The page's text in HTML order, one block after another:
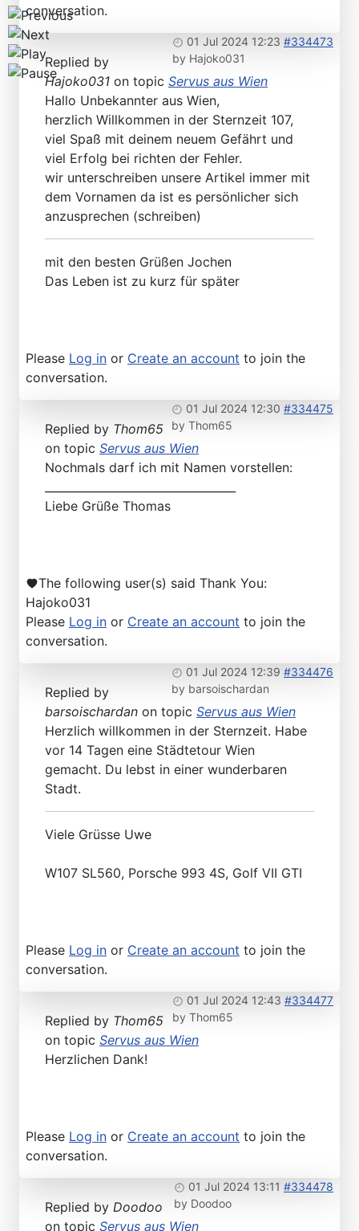
conversation.
01 Jul 2024 12:23 #334473
by Hajoko031
Replied by
Hajoko031 on topic Servus aus Wien
Hallo Unbekannter aus Wien,
herzlich Willkommen in der Sternzeit 107,
viel Spaß mit deinem neuem Gefährt und
viel Erfolg bei richten der Fehler.
wir unterschreiben unsere Artikel immer mit
dem Vornamen da ist es persönlicher sich
anzusprechen (schreiben)
mit den besten Grüßen Jochen
Das Leben ist zu kurz für später
Please Log in or Create an account to join the
conversation.
01 Jul 2024 12:30 #334475
by Thom65
Replied by Thom65
on topic Servus aus Wien
Nochmals darf ich mit Namen vorstellen:
Liebe Grüße Thomas
The following user(s) said Thank You:
Hajoko031
Please Log in or Create an account to join the
conversation.
01 Jul 2024 12:39 #334476
by barsoischardan
Replied by
barsoischardan on topic Servus aus Wien
Herzlich willkommen in der Sternzeit. Habe
vor 14 Tagen eine Städtetour Wien
gemacht. Du lebst in einer wunderbaren
Stadt.
Viele Grüsse Uwe
W107 SL560, Porsche 993 4S, Golf VII GTI
Please Log in or Create an account to join the
conversation.
01 Jul 2024 12:43 #334477
by Thom65
Replied by Thom65
on topic Servus aus Wien
Herzlichen Dank!
Please Log in or Create an account to join the
conversation.
01 Jul 2024 13:11 #334478
by Doodoo
Replied by Doodoo
on topic Servus aus Wien